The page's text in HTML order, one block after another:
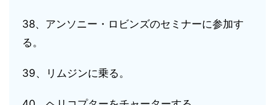
38、アンソニー・ロビンズのセミナーに参加す
る。
39、リムジンに乗る。